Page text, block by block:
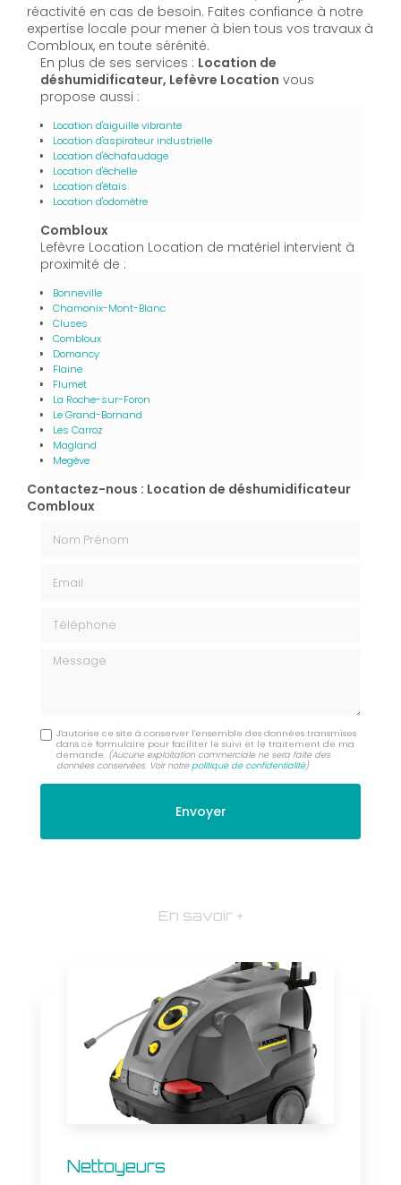
réactivité en cas de besoin. Faites confiance à notre
expertise locale pour mener à bien tous vos travaux à
Combloux, en toute sérénité.
En plus de ses services : Location de
déshumidificateur, Lefèvre Location vous
propose aussi :
Location d'aiguille vibrante
Location d'aspirateur industrielle
Location d'échafaudage
Location d'échelle
Location d'étais
Location d'odomètre
Combloux
Lefèvre Location Location de matériel intervient à
proximité de :
Bonneville
Chamonix-Mont-Blanc
Cluses
Combloux
Domancy
Flaine
Flumet
La Roche-sur-Foron
Le Grand-Bornand
Les Carroz
Magland
Megève
Contactez-nous : Location de déshumidificateur
Combloux
Message
J'autorise ce site à conserver l'ensemble des données transmises
dans ce formulaire pour faciliter le suivi et le traitement de ma
demande. (Aucune exploitation commerciale ne sera faite des
données conservées. Voir notrepolitique de confidentialité)
En savoir +
Nettoyeurs